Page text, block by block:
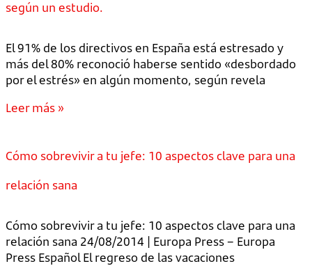
según un estudio.
El 91% de los directivos en España está estresado y
más del 80% reconoció haberse sentido «desbordado
por el estrés» en algún momento, según revela
Leer más »
Cómo sobrevivir a tu jefe: 10 aspectos clave para una
relación sana
Cómo sobrevivir a tu jefe: 10 aspectos clave para una
relación sana 24/08/2014 | Europa Press – Europa
Press Español El regreso de las vacaciones